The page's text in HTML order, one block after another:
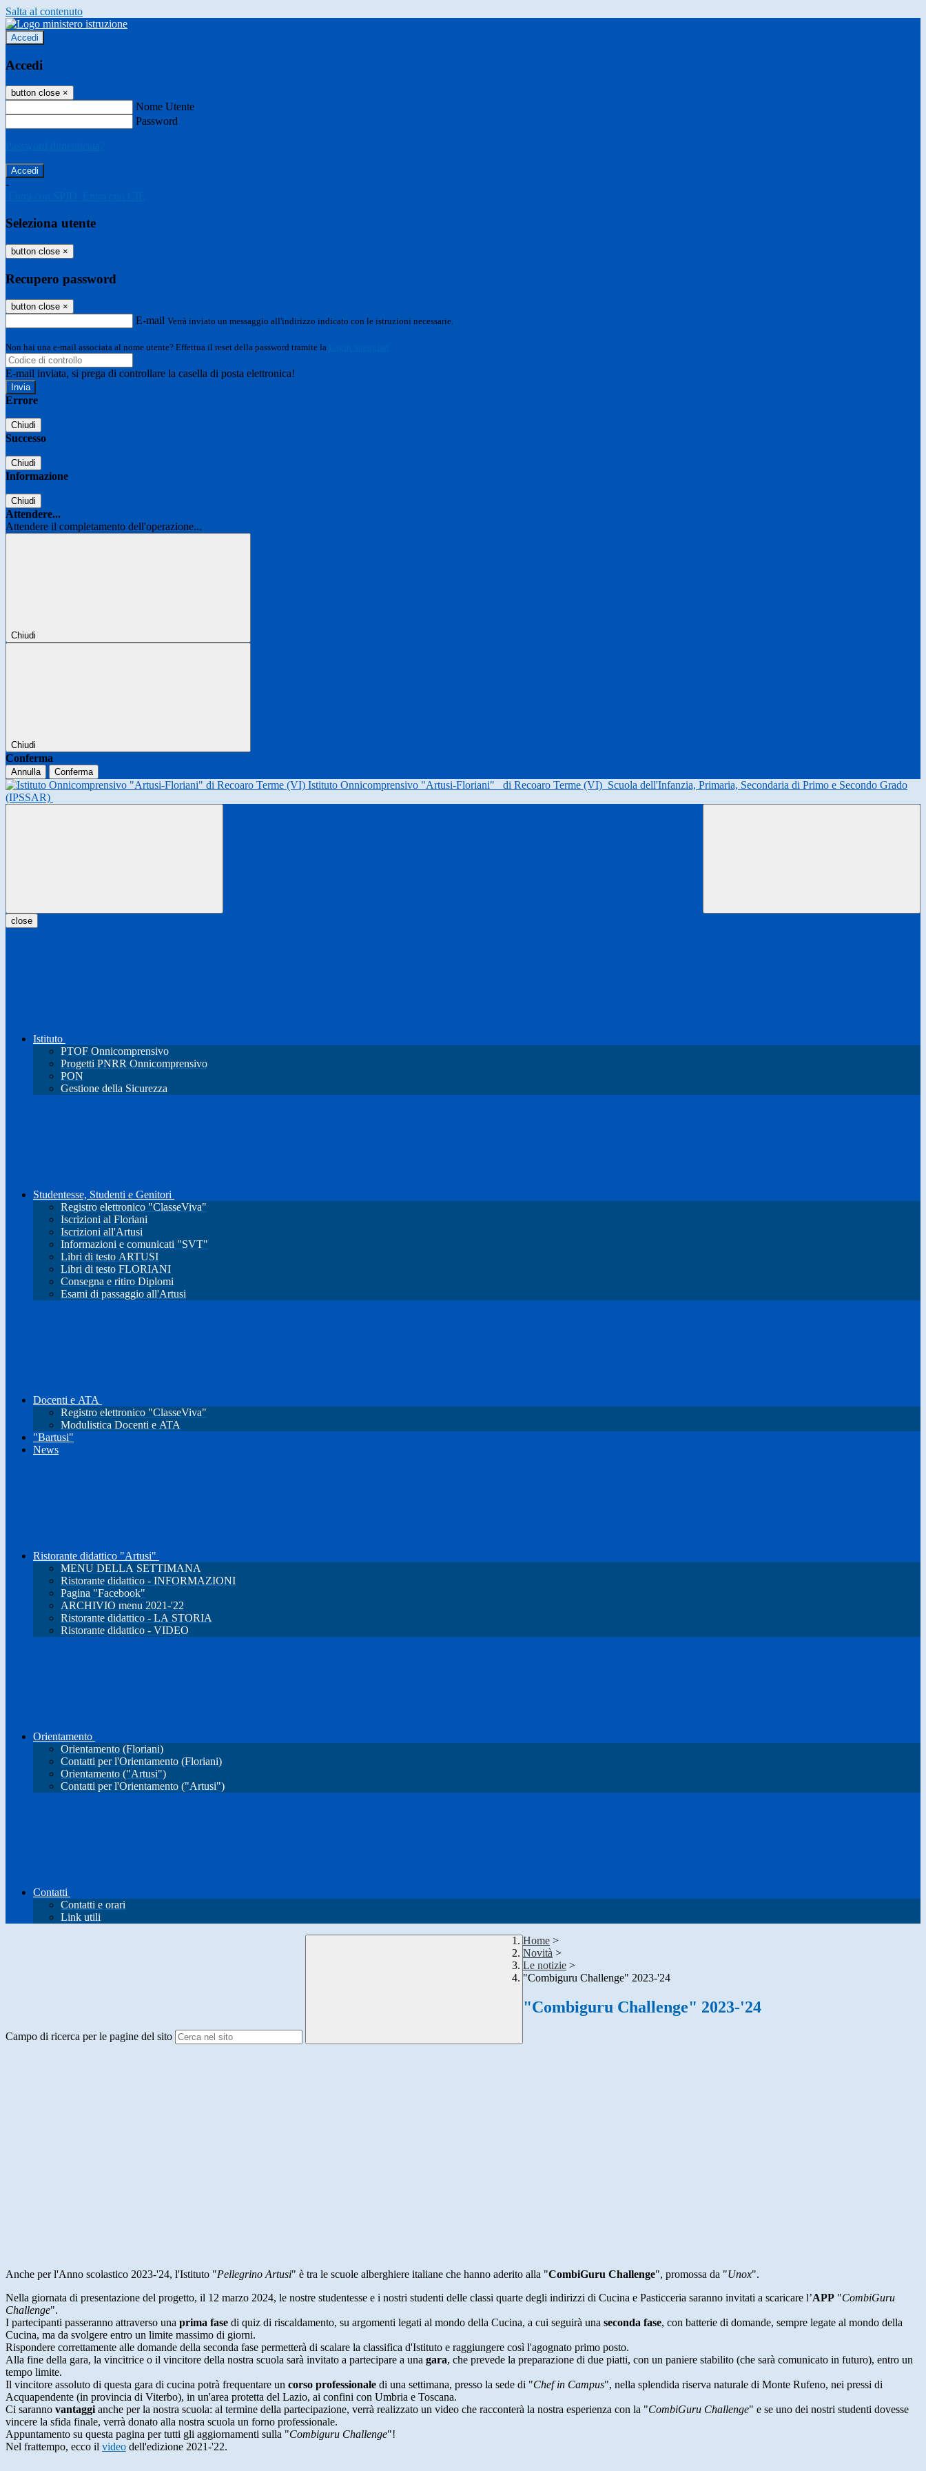
Salta al contenuto
Accedi
Accedi
button close ×
Nome Utente
Password
-
Seleziona utente
button close ×
Recupero password
button close ×
E-mail Verrà inviato un messaggio all'indirizzo indicato con le istruzioni necessarie.
Non hai una e-mail associata al nome utente? Effettua il reset della password tramite la
E-mail inviata, si prega di controllare la casella di posta elettronica!
Errore
Chiudi
Successo
Chiudi
Informazione
Chiudi
Attendere...
Attendere il completamento dell'operazione...
Chiudi
Chiudi
Conferma
Annulla Conferma
Istituto Onnicomprensivo "Artusi-Floriani" di Recoaro Terme (VI) Scuola dell'Infanzia, Primaria, Secondaria di Primo e Secondo Grado
(IPSSAR)
close
Istituto
PTOF Onnicomprensivo
Progetti PNRR Onnicomprensivo
PON
Gestione della Sicurezza
Studentesse, Studenti e Genitori
Registro elettronico "ClasseViva"
Iscrizioni al Floriani
Iscrizioni all'Artusi
Informazioni e comunicati "SVT"
Libri di testo ARTUSI
Libri di testo FLORIANI
Consegna e ritiro Diplomi
Esami di passaggio all'Artusi
Docenti e ATA
Registro elettronico "ClasseViva"
Modulistica Docenti e ATA
"Bartusi"
News
Ristorante didattico "Artusi"
MENU DELLA SETTIMANA
Ristorante didattico - INFORMAZIONI
Pagina "Facebook"
ARCHIVIO menu 2021-'22
Ristorante didattico - LA STORIA
Ristorante didattico - VIDEO
Orientamento
Orientamento (Floriani)
Contatti per l'Orientamento (Floriani)
Orientamento ("Artusi")
Contatti per l'Orientamento ("Artusi")
Contatti
Contatti e orari
Link utili
Campo di ricerca per le pagine del sito
Home >
Novità >
Le notizie >
"Combiguru Challenge" 2023-'24
"Combiguru Challenge" 2023-'24
Anche per l'Anno scolastico 2023-'24, l'Istituto "Pellegrino Artusi" è tra le scuole alberghiere italiane che hanno aderito alla "CombiGuru Challenge", promossa da "Unox".
Nella giornata di presentazione del progetto, il 12 marzo 2024, le nostre studentesse e i nostri studenti delle classi quarte degli indirizzi di Cucina e Pasticceria saranno invitati a scaricare l’APP "CombiGuru
Challenge".
I partecipanti passeranno attraverso una prima fase di quiz di riscaldamento, su argomenti legati al mondo della Cucina, a cui seguirà una seconda fase, con batterie di domande, sempre legate al mondo della
Cucina, ma da svolgere entro un limite massimo di giorni.
Rispondere correttamente alle domande della seconda fase permetterà di scalare la classifica d'Istituto e raggiungere così l'agognato primo posto.
Alla fine della gara, la vincitrice o il vincitore della nostra scuola sarà invitato a partecipare a una gara, che prevede la preparazione di due piatti, con un paniere stabilito (che sarà comunicato in futuro), entro un
tempo limite.
Il vincitore assoluto di questa gara di cucina potrà frequentare un corso professionale di una settimana, presso la sede di "Chef in Campus", nella splendida riserva naturale di Monte Rufeno, nei pressi di
Acquapendente (in provincia di Viterbo), in un'area protetta del Lazio, ai confini con Umbria e Toscana.
Ci saranno vantaggi anche per la nostra scuola: al termine della partecipazione, verrà realizzato un video che racconterà la nostra esperienza con la "CombiGuru Challenge" e se uno dei nostri studenti dovesse
vincere la sfida finale, verrà donato alla nostra scuola un forno professionale.
Appuntamento su questa pagina per tutti gli aggiornamenti sulla "Combiguru Challenge"!
Nel frattempo, ecco il video dell'edizione 2021-'22.